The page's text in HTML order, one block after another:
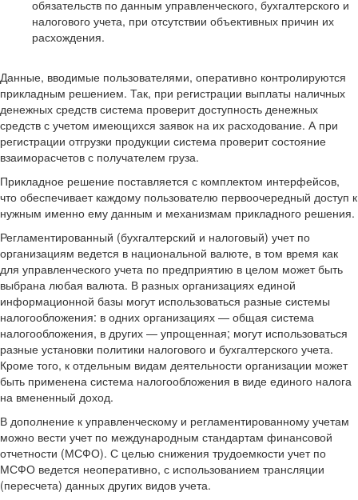
обязательств по данным управленческого, бухгалтерского и
налогового учета, при отсутствии объективных причин их
расхождения.
Данные, вводимые пользователями, оперативно контролируются
прикладным решением. Так, при регистрации выплаты наличных
денежных средств система проверит доступность денежных
средств с учетом имеющихся заявок на их расходование. А при
регистрации отгрузки продукции система проверит состояние
взаиморасчетов с получателем груза.
Прикладное решение поставляется с комплектом интерфейсов,
что обеспечивает каждому пользователю первоочередный доступ к
нужным именно ему данным и механизмам прикладного решения.
Регламентированный (бухгалтерский и налоговый) учет по
организациям ведется в национальной валюте, в том время как
для управленческого учета по предприятию в целом может быть
выбрана любая валюта. В разных организациях единой
информационной базы могут использоваться разные системы
налогообложения: в одних организациях — общая система
налогообложения, в других — упрощенная; могут использоваться
разные установки политики налогового и бухгалтерского учета.
Кроме того, к отдельным видам деятельности организации может
быть применена система налогообложения в виде единого налога
на вмененный доход.
В дополнение к управленческому и регламентированному учетам
можно вести учет по международным стандартам финансовой
отчетности (МСФО). С целью снижения трудоемкости учет по
МСФО ведется неоперативно, с использованием трансляции
(пересчета) данных других видов учета.